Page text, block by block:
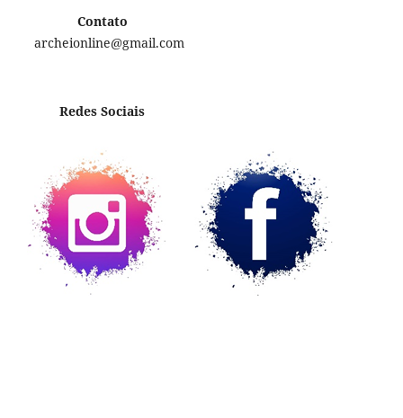
Contato
archeionline@gmail.com
Redes Sociais